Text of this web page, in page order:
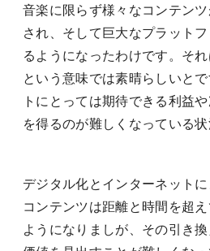
音楽に限らず様々なコンテン
され、そして巨大なプラット
るようになったわけです。そ
という意味では素晴らしいと
トにとっては期待できる利益
を得るのが難しくなっている状
デジタル化とインターネット
コンテンツは距離と時間を超
ようになりましが、その引き